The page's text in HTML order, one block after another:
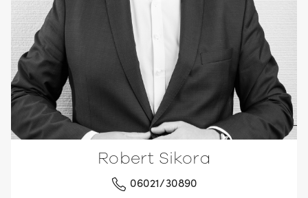
Robert Sikora
06021/30890